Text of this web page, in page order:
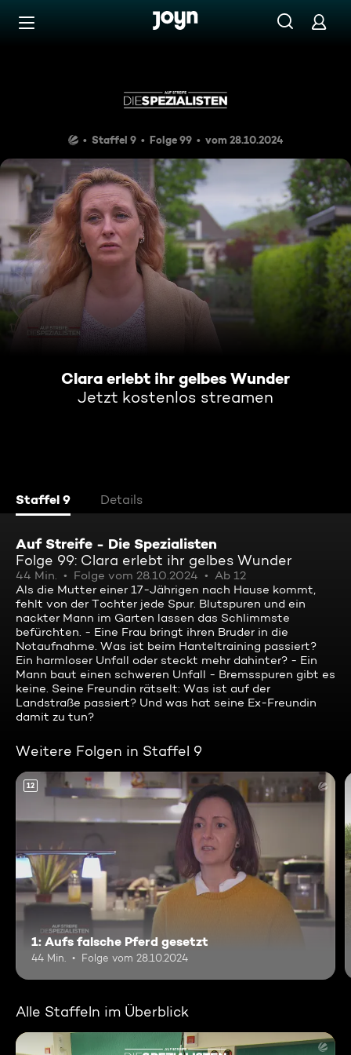
Zum Inhalt springen
Staffel 9 Folge 99 vom 28.10.2024
Clara erlebt ihr gelbes Wunder
Jetzt kostenlos streamen
Staffel 9 Details
Auf Streife - Die Spezialisten
Folge 99: Clara erlebt ihr gelbes Wunder
44 Min. Folge vom 28.10.2024
Ab 12
Als die Mutter einer 17-Jährigen nach Hause kommt,
fehlt von der Tochter jede Spur. Blutspuren und ein
nackter Mann im Garten lassen das Schlimmste
befürchten. - Eine Frau bringt ihren Bruder in die
Notaufnahme. Was ist beim Hanteltraining passiert?
Ein harmloser Unfall oder steckt mehr dahinter? - Ein
Mann baut einen schweren Unfall - Bremsspuren gibt es
keine. Seine Freundin rätselt: Was ist auf der
Landstraße passiert? Und was hat seine Ex-Freundin
damit zu tun?
Weitere Folgen in Staffel 9
12
1: Aufs falsche Pferd gesetzt
44 Min. Folge vom 28.10.2024
Alle Staffeln im Überblick